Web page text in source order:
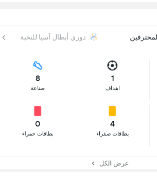
دوري أبطال آسيا للنخبة
1
اهداف
8
صناعة
4
بطاقات صفراء
0
بطاقات حمراء
عرض الكل